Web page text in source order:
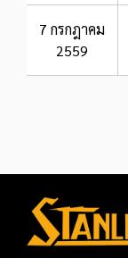
7 กรกฎาคม
2559